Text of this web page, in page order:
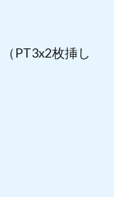
PT3x2枚挿し